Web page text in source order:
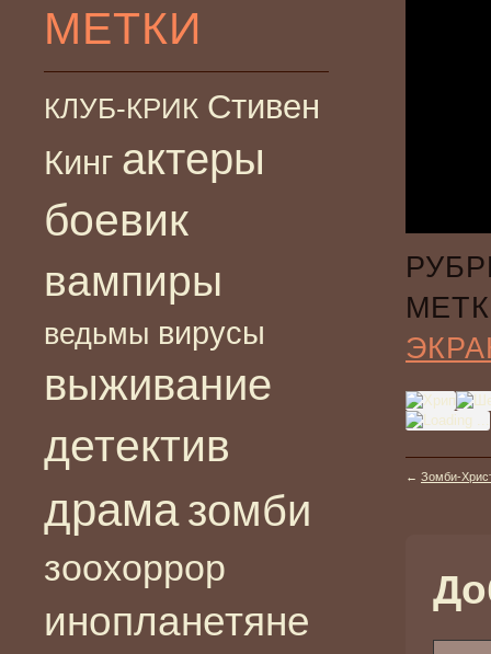
МЕТКИ
КЛУБ-КРИК Стивен
Кинг актеры
боевик
вампиры
ведьмы вирусы
выживание
детектив
драма зомби
зоохоррор
инопланетяне
← Зомби-